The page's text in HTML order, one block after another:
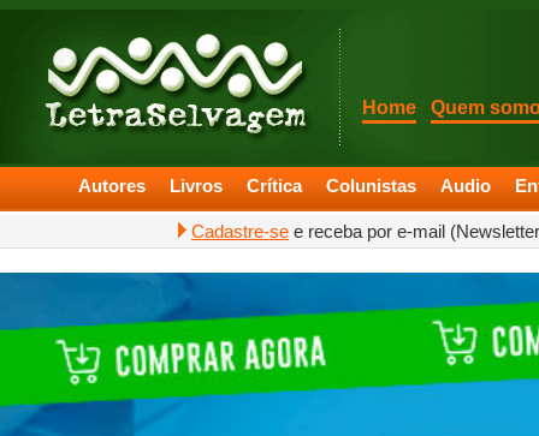
Home Quem
Autores Livros Crítica Colunistas Audio
Cadastre-se e receba por e-mail